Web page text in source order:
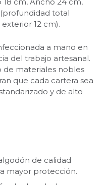
total
12 cm).
a mano en
del trabajo artesanal.
de materiales nobles
que cada cartera sea
y de alto
de calidad
mayor protección.